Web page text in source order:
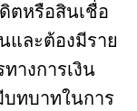
ตหรือสินเชื่อ
ละต้องมีราย
างการเงิน
ทบาทในการ